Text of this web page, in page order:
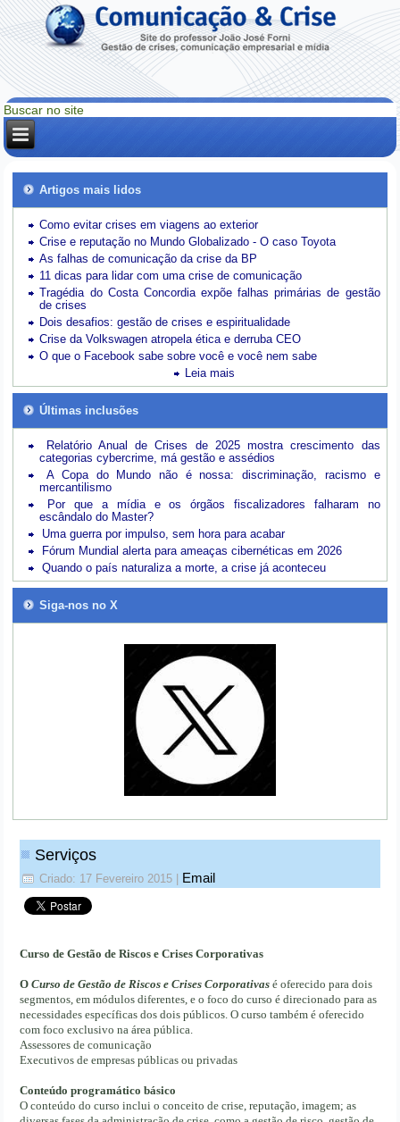
Artigos mais lidos
Como evitar crises em viagens ao exterior
Crise e reputação no Mundo Globalizado - O caso Toyota
As falhas de comunicação da crise da BP
11 dicas para lidar com uma crise de comunicação
Tragédia do Costa Concordia expõe falhas primárias de gestão
de crises
Dois desafios: gestão de crises e espiritualidade
Crise da Volkswagen atropela ética e derruba CEO
O que o Facebook sabe sobre você e você nem sabe
Leia mais
Últimas inclusões
Relatório Anual de Crises de 2025 mostra crescimento das
categorias cybercrime, má gestão e assédios
A Copa do Mundo não é nossa: discriminação, racismo e
mercantilismo
Por que a mídia e os órgãos fiscalizadores falharam no
escândalo do Master?
Uma guerra por impulso, sem hora para acabar
Fórum Mundial alerta para ameaças cibernéticas em 2026
Quando o país naturaliza a morte, a crise já aconteceu
Siga-nos no X
Serviços
Criado: 17 Fevereiro 2015 Email
Curso de Gestão de Riscos e Crises Corporativas
O Curso de Gestão de Riscos e Crises Corporativas é oferecido para dois
segmentos, em módulos diferentes, e o foco do curso é direcionado para as
necessidades específicas dos dois públicos. O curso também é oferecido
com foco exclusivo na área pública.
Assessores de comunicação
Executivos de empresas públicas ou privadas
Conteúdo programático básico
O conteúdo do curso inclui o conceito de crise, reputação, imagem; as